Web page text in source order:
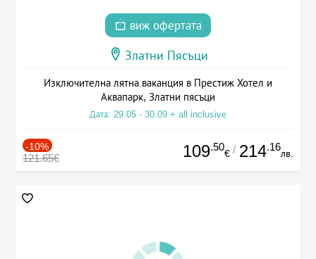
виж офертата
Златни Пясъци
Изключителна лятна ваканция в Престиж Хотел и
Аквапарк, Златни пясъци
Дата: 29.05 - 30.09 + all inclusive
-10%
121.65€ 109.50
€ / 214.16
лв.